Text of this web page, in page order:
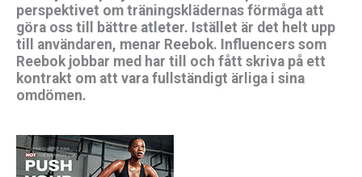
perspektivet om träningsklädernas förmåga att
göra oss till bättre atleter. Istället är det helt upp
till användaren, menar Reebok. Influencers som
Reebok jobbar med har till och fått skriva på ett
kontrakt om att vara fullständigt ärliga i sina
omdömen.